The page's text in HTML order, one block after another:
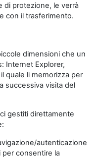
di protezione, le verrà
con il trasferimento.
dimensioni che un
Internet Explorer,
quale li memorizza per
successiva visita del
gestiti direttamente
autenticazione
consentire la